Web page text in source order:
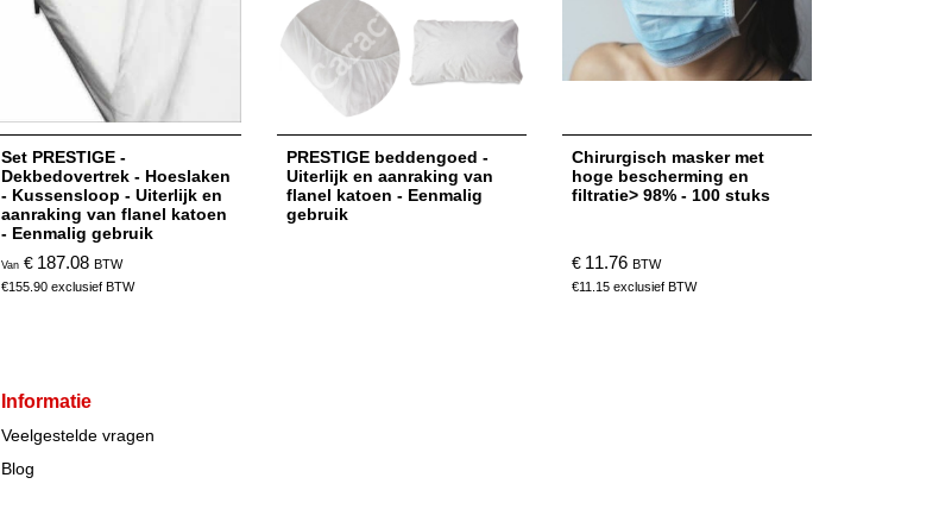
Set PRESTIGE -
Dekbedovertrek - Hoeslaken
- Kussensloop - Uiterlijk en
aanraking van flanel katoen
- Eenmalig gebruik
Van € 187.08 BTW
€155.90 exclusief BTW
PRESTIGE beddengoed -
Uiterlijk en aanraking van
flanel katoen - Eenmalig
gebruik
Chirurgisch masker met
hoge bescherming en
filtratie> 98% - 100 stuks
€ 11.76 BTW
€11.15 exclusief BTW
Informatie
Veelgestelde vragen
Blog